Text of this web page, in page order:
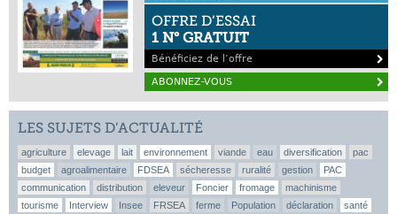
OFFRE D’ESSAI
1 N° GRATUIT
Bénéficiez de l’offre
ABONNEZ-VOUS
LES SUJETS D’ACTUALITÉ
agriculture elevage lait environnement viande eau diversification
pac
budget
agroalimentaire FDSEA sécheresse ruralité gestion
PAC
communication
distribution eleveur Foncier fromage
machinisme
tourisme
Interview Insee FRSEA ferme Population déclaration
santé